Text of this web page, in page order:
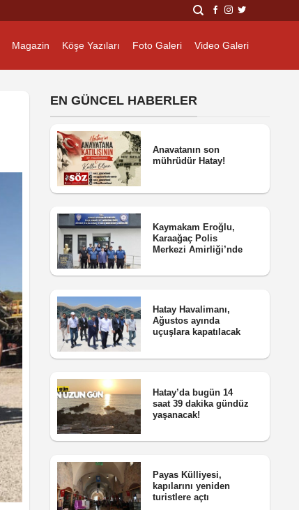
Magazin Köşe Yazıları Foto Galeri Video Galeri
EN GÜNCEL HABERLER
Anavatanın son
mührüdür Hatay!
Kaymakam Eroğlu,
Karaağaç Polis
Merkezi Amirliği’nde
Hatay Havalimanı,
Ağustos ayında
uçuşlara kapatılacak
Hatay’da bugün 14
saat 39 dakika gündüz
yaşanacak!
Payas Külliyesi,
kapılarını yeniden
turistlere açtı